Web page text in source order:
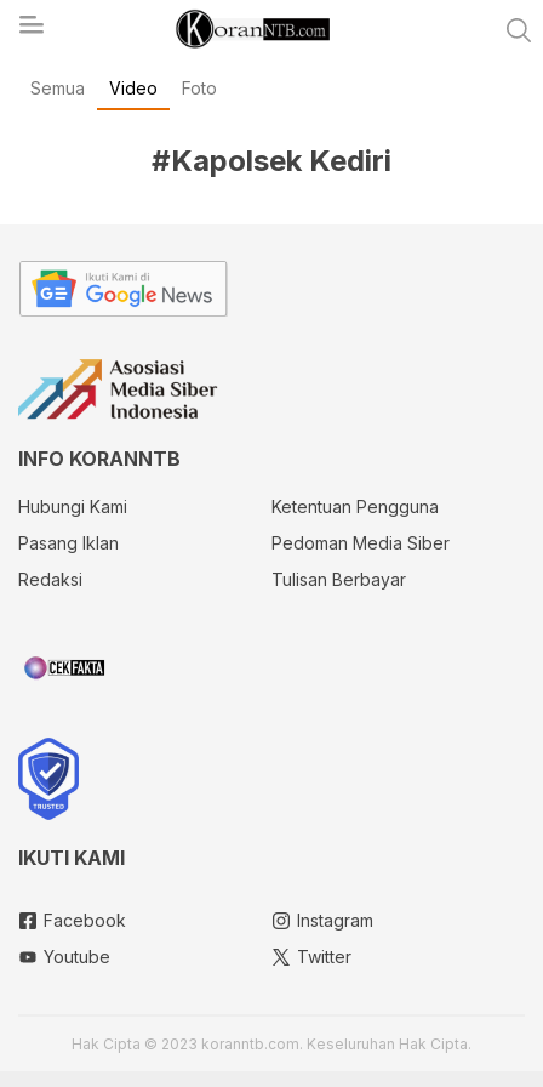
koranntb.com
Semua Video Foto
#Kapolsek Kediri
INFO KORANNTB
Hubungi Kami
Ketentuan Pengguna
Pasang Iklan
Pedoman Media Siber
Redaksi
Tulisan Berbayar
IKUTI KAMI
Facebook
Instagram
Youtube
Twitter
Hak Cipta © 2023 koranntb.com. Keseluruhan Hak Cipta.